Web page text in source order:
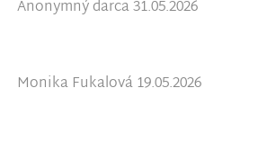
Anonymný darca 31.05.2026
Monika Fukalová 19.05.2026